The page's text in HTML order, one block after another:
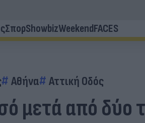
ΣπορShowbizWeekendFACES
Αθήνα Αττική Οδός
μετά από δύο